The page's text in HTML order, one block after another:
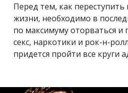
Перед тем, как переступить
жизни, необходимо в
по максимуму оторваться и
секс, наркотики и рок-н-
придется пройти все круги